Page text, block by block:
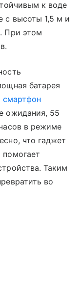
к воде
с высоты 1,5 м и
При этом
батарея
смартфон
ожидания, 55
в режиме
что гаджет
помогает
Таким
во